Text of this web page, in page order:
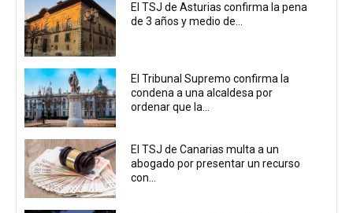
El TSJ de Asturias confirma la pena
de 3 años y medio de...
El Tribunal Supremo confirma la
condena a una alcaldesa por
ordenar que la...
El TSJ de Canarias multa a un
abogado por presentar un recurso
con...